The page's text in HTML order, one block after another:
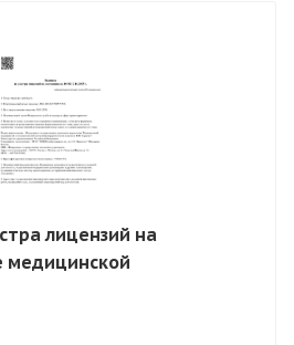
лицензий на
медицинской